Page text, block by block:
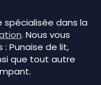
spécialisée dans la
. Nous vous
Punaise de lit,
que tout autre